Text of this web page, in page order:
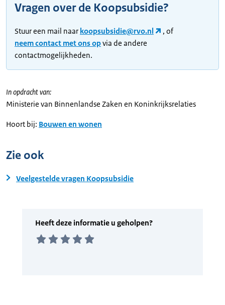
Vragen over de Koopsubsidie?
Stuur een mail naar koopsubsidie@rvo.nl
, of
neem contact met ons opvia de andere
contactmogelijkheden.
In opdracht van:
Ministerie van Binnenlandse Zaken en Koninkrijksrelaties
Hoort bij: Bouwen en wonen
Zie ook
Veelgestelde vragen Koopsubsidie